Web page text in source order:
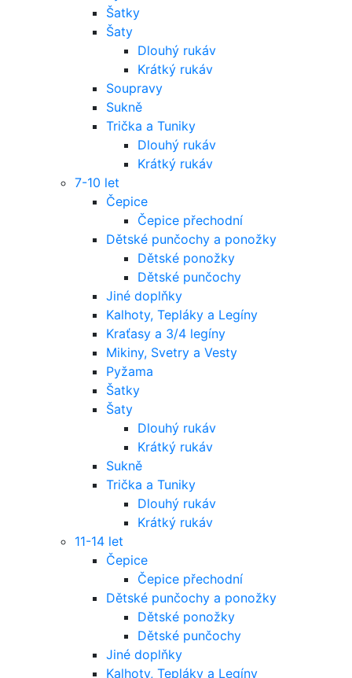
Šatky
Šaty
Dlouhý rukáv
Krátký rukáv
Soupravy
Sukně
Trička a Tuniky
Dlouhý rukáv
Krátký rukáv
7-10 let
Čepice
Čepice přechodní
Dětské punčochy a ponožky
Dětské ponožky
Dětské punčochy
Jiné doplňky
Kalhoty, Tepláky a Legíny
Kraťasy a 3/4 legíny
Mikiny, Svetry a Vesty
Pyžama
Šatky
Šaty
Dlouhý rukáv
Krátký rukáv
Sukně
Trička a Tuniky
Dlouhý rukáv
Krátký rukáv
11-14 let
Čepice
Čepice přechodní
Dětské punčochy a ponožky
Dětské ponožky
Dětské punčochy
Jiné doplňky
Kalhoty, Tepláky a Legíny